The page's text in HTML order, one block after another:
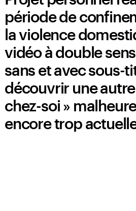
période de
la violence
vidéo à double
sans et avec sous-
découvrir une
chez-soi »
encore trop